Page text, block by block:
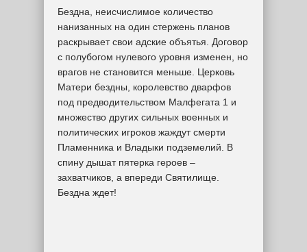
Бездна, неисчислимое количество
нанизанных на один стержень планов
раскрывает свои адские объятья. Договор
с полубогом нулевого уровня изменен, но
врагов не становится меньше. Церковь
Матери бездны, королевство дварфов
под предводительством Малфегата 1 и
множество других сильных военных и
политических игроков жаждут смерти
Пламенника и Владыки подземелий. В
спину дышат пятерка героев –
захватчиков, а впереди Святилище.
Бездна ждет!